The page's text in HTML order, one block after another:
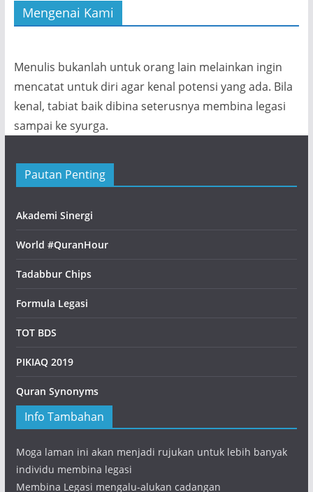
Mengenai Kami
Menulis bukanlah untuk orang lain melainkan ingin
mencatat untuk diri agar kenal potensi yang ada. Bila
kenal, tabiat baik dibina seterusnya membina legasi
sampai ke syurga.
Pautan Penting
Akademi Sinergi
World #QuranHour
Tadabbur Chips
Formula Legasi
TOT BDS
PIKIAQ 2019
Quran Synonyms
Info Tambahan
Moga laman ini akan menjadi rujukan untuk lebih banyak
individu membina legasi
Membina Legasi mengalu-alukan cadangan